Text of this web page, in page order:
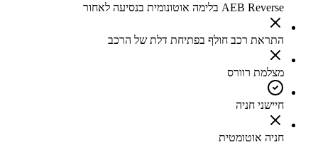
AEB Reverse בלימה אוטונומית בנסיעה לאחור
התראת רכב חולף בפתיחת דלת של הרכב
מצלמת רוורס
חיישני חניה
חניה אוטומטית